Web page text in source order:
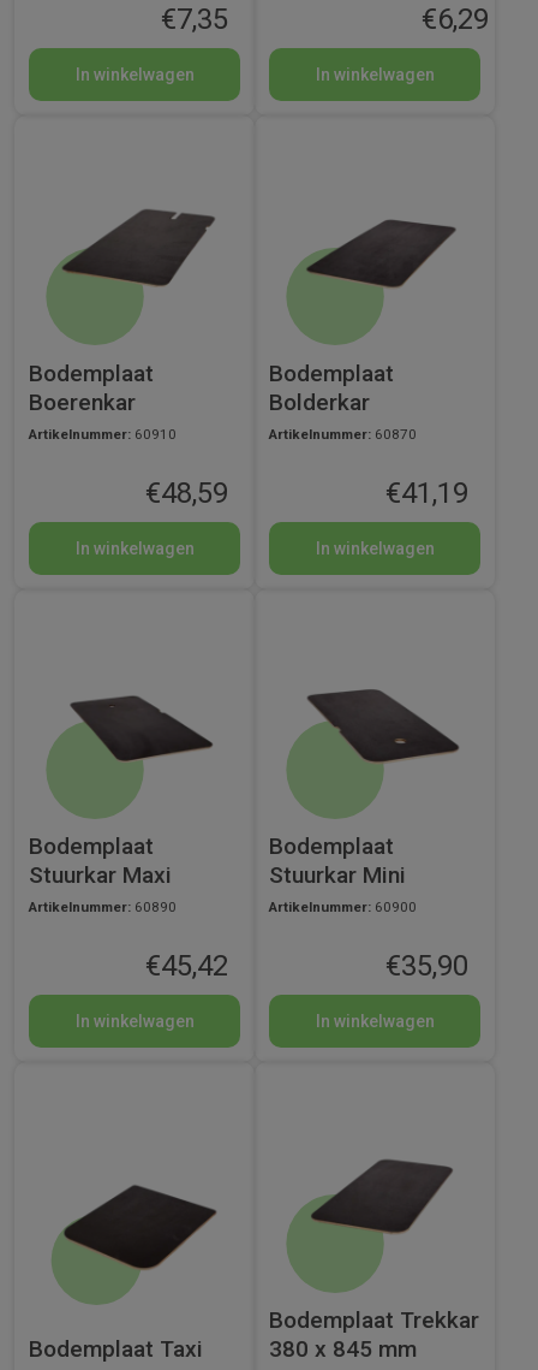
€7,35
In winkelwagen
€6,29
In winkelwagen
Bodemplaat
Boerenkar
Artikelnummer: 60910
€48,59
In winkelwagen
Bodemplaat
Bolderkar
Artikelnummer: 60870
€41,19
In winkelwagen
Bodemplaat
Stuurkar Maxi
Artikelnummer: 60890
€45,42
In winkelwagen
Bodemplaat
Stuurkar Mini
Artikelnummer: 60900
€35,90
In winkelwagen
Bodemplaat Taxi
Bodemplaat Trekkar
380 x 845 mm